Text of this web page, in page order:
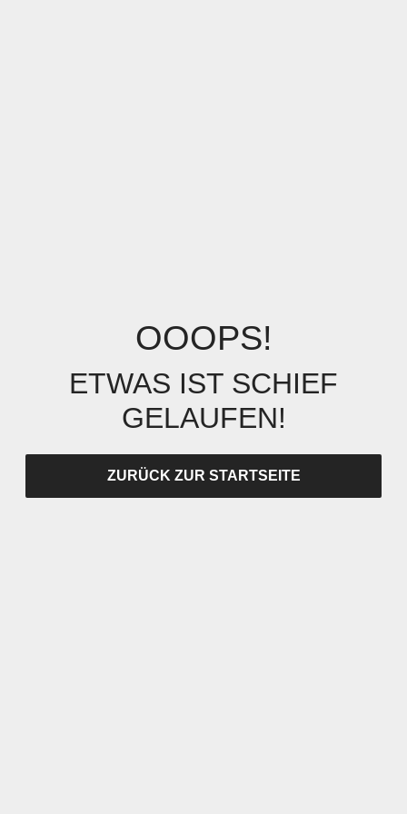
OOOPS!
ETWAS IST SCHIEF
GELAUFEN!
ZURÜCK ZUR STARTSEITE